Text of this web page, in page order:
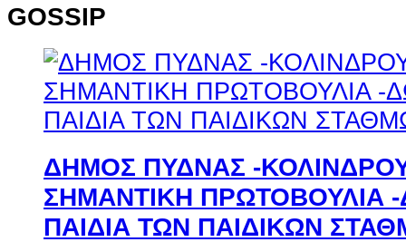
GOSSIP
ΔΗΜΟΣ ΠΥΔΝΑΣ -
ΣΗΜΑΝΤΙΚΗ ΠΡΩΤΟΒΟΥΛΙΑ
ΠΑΙΔΙΑ ΤΩΝ ΠΑΙΔΙΚΩΝ